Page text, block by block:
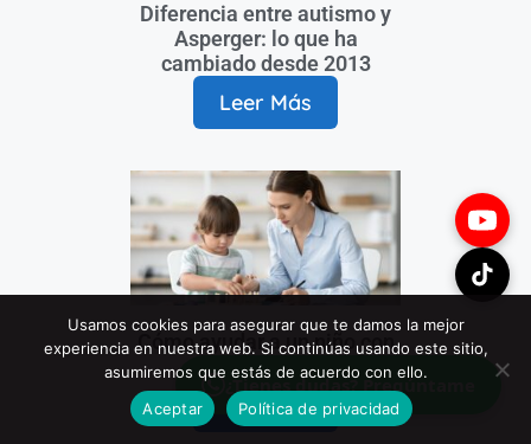
Diferencia entre autismo y
Asperger: lo que ha
cambiado desde 2013
Leer Más
Cómo ayudar a un niño con
autismo en casa
Leer Más
¿Tienes dudas? Pregúntame
Usamos cookies para asegurar que te damos la mejor
experiencia en nuestra web. Si continúas usando este sitio,
asumiremos que estás de acuerdo con ello.
Aceptar
Política de privacidad